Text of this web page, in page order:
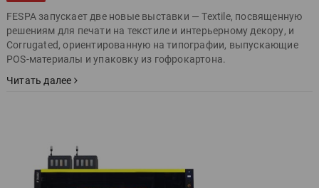
FESPA запускает две новые выставки — Textile, посвященную
решениям для печати на текстиле и интерьерному декору, и
Corrugated, ориентированную на типографии, выпускающие
POS-материалы и упаковку из гофрокартона.
Читать далее